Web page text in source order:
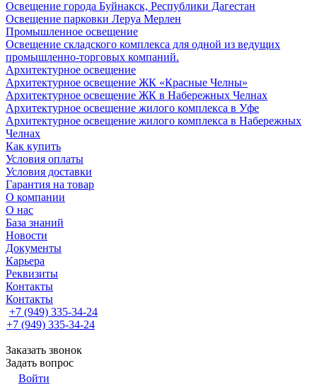
Освещение города Буйнакск, Республики Дагестан
Освещение парковки Леруа Мерлен
Промышленное освещение
Освещение складского комплекса для одной из ведущих
промышленно-торговых компаний.
Архитектурное освещение
Архитектурное освещение ЖК «Красные Челны»
Архитектурное освещение ЖК в Набережных Челнах
Архитектурное освещение жилого комплекса в Уфе
Архитектурное освещение жилого комплекса в Набережных
Челнах
Как купить
Условия оплаты
Условия доставки
Гарантия на товар
О компании
О нас
База знаний
Новости
Документы
Карьера
Реквизиты
Контакты
Контакты
+7 (949) 335-34-24
+7 (949) 335-34-24
Заказать звонок
Задать вопрос
Войти